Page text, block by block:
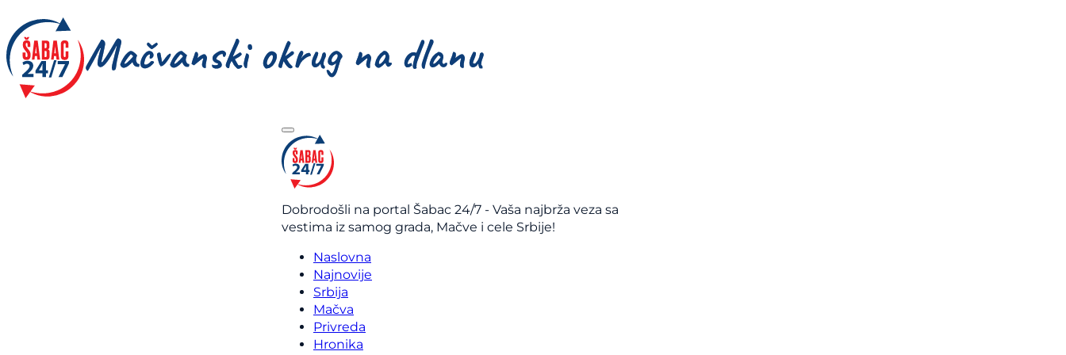
Dobrodošli na portal Šabac 24/7 - Vaša najbrža veza sa
vestima iz samog grada, Mačve i cele Srbije!
Naslovna
Najnovije
Srbija
Mačva
Privreda
Hronika